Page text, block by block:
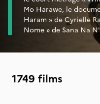
Mo Harawe, le
Haram » de Cyrielle
Nome » de Sana Na
1749 films